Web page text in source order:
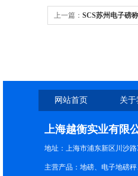
上一篇： SCS苏州电子磅
网站首页 关
上海越衡实业有限
地址：上海市浦东新区川沙路
主营产品：地磅、电子地磅